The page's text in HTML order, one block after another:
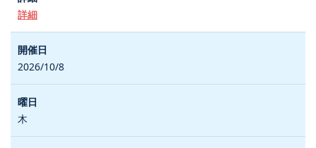
詳細
2026/10/8
木